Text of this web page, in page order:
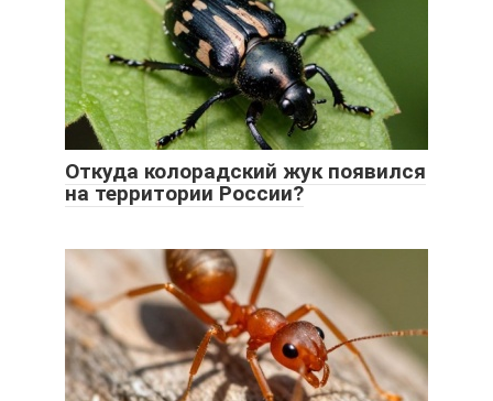
Откуда колорадский жук появился
на территории России?